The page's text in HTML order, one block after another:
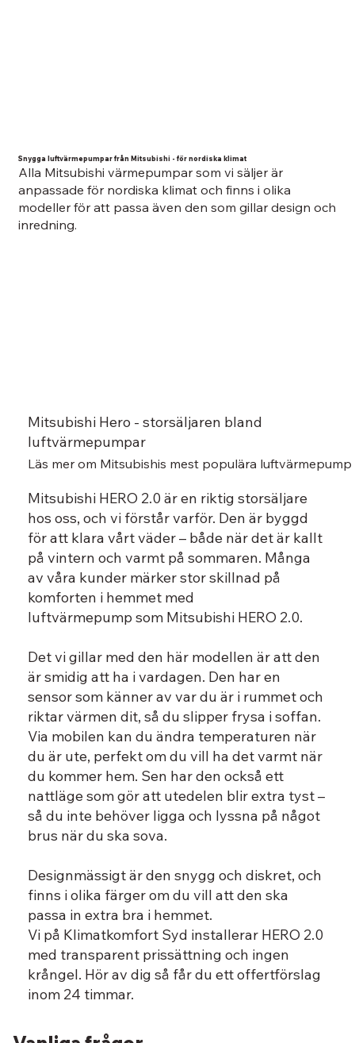
Snygga luftvärmepumpar från Mitsubishi - för nordiska klimat
Alla Mitsubishi värmepumpar som vi säljer är
anpassade för nordiska klimat och finns i olika
modeller för att passa även den som gillar design och
inredning.
Läs mer om Mitsubishis mest populära luftvärmepump
Mitsubishi Hero - storsäljaren bland
luftvärmepumpar
Mitsubishi HERO 2.0 är en riktig storsäljare
hos oss, och vi förstår varför. Den är byggd
för att klara vårt väder – både när det är kallt
på vintern och varmt på sommaren. Många
av våra kunder märker stor skillnad på
komforten i hemmet med
luftvärmepump som Mitsubishi HERO 2.0.
Det vi gillar med den här modellen är att den
är smidig att ha i vardagen. Den har en
sensor som känner av var du är i rummet och
riktar värmen dit, så du slipper frysa i soffan.
Via mobilen kan du ändra temperaturen när
du är ute, perfekt om du vill ha det varmt när
du kommer hem. Sen har den också ett
nattläge som gör att utedelen blir extra tyst –
så du inte behöver ligga och lyssna på något
brus när du ska sova.
Designmässigt är den snygg och diskret, och
finns i olika färger om du vill att den ska
passa in extra bra i hemmet.
Vi på Klimatkomfort Syd installerar HERO 2.0
med transparent prissättning och ingen
krångel. Hör av dig så får du ett offertförslag
inom 24 timmar.